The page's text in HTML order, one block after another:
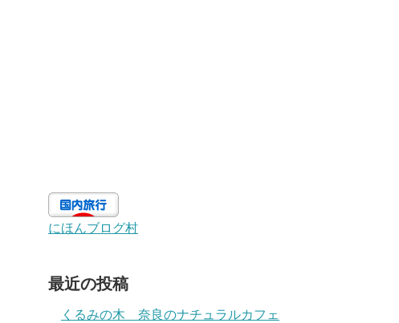
にほんブログ村
最近の投稿
くるみの木 奈良のナチュラルカフェ